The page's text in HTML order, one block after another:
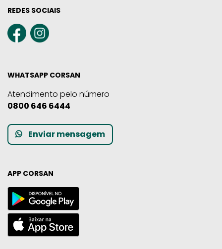
REDES SOCIAIS
WHATSAPP CORSAN
Atendimento pelo número
0800 646 6444
Enviar mensagem
APP CORSAN